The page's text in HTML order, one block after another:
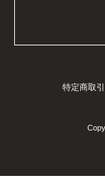
特定商取